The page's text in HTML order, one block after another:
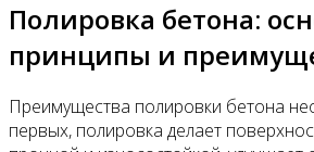
Полировка бетона:
принципы и
Преимущества полировки бетона
первых, полировка делает